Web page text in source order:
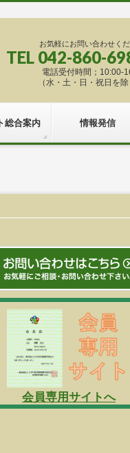
お気軽にお問い合わせく
TEL 042-860-
電話受付時間；10:00-
（水・土・日・祝日を除
総合案内 情報発信
会員専用サイトへ